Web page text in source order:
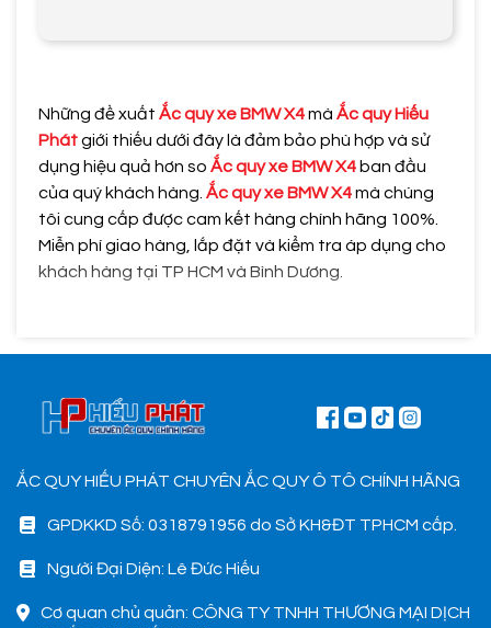
Những đề xuất Ắc quy xe BMW X4mà Ắc quy Hiếu
Phátgiới thiếu dưới đây là đảm bảo phù hợp và sử
dụng hiệu quả hơn so Ắc quy xe BMW X4 ban đầu
của quý khách hàng. Ắc quy xe BMW X4mà chúng
tôi cung cấp được cam kết hàng chính hãng 100%.
Miễn phí giao hàng, lắp đặt và kiểm tra áp dụng cho
khách hàng tại TP HCM và Bình Dương.
ẮC QUY HIẾU PHÁT CHUYÊN ẮC QUY Ô TÔ CHÍNH HÃNG
GPDKKD Số: 0318791956 do Sở KH&ĐT TPHCM cấp.
Người Đại Diện: Lê Đức Hiếu
Cơ quan chủ quản: CÔNG TY TNHH THƯƠNG MẠI DỊCH